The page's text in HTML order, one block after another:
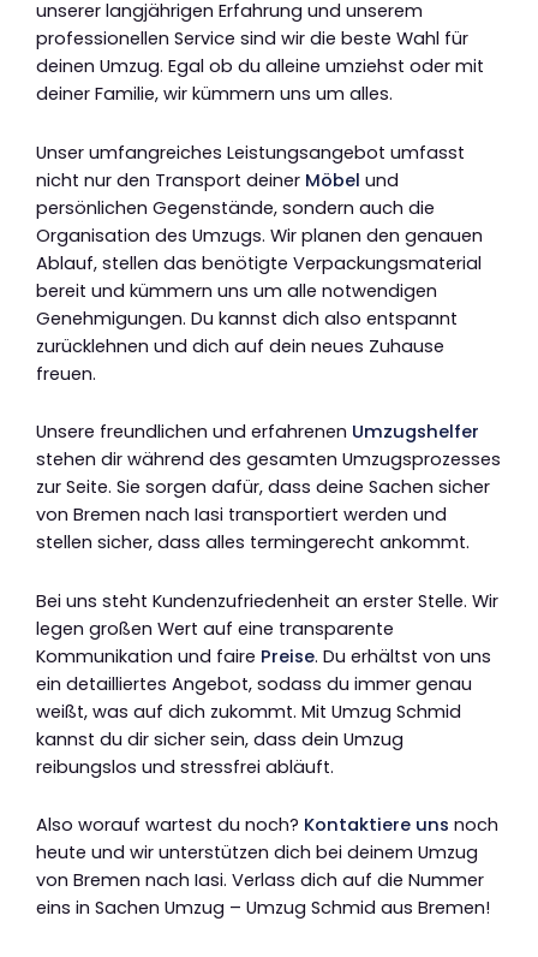
unserer langjährigen Erfahrung und unserem
professionellen Service sind wir die beste Wahl für
deinen Umzug. Egal ob du alleine umziehst oder mit
deiner Familie, wir kümmern uns um alles.
Unser umfangreiches Leistungsangebot umfasst
nicht nur den Transport deiner Möbel und
persönlichen Gegenstände, sondern auch die
Organisation des Umzugs. Wir planen den genauen
Ablauf, stellen das benötigte Verpackungsmaterial
bereit und kümmern uns um alle notwendigen
Genehmigungen. Du kannst dich also entspannt
zurücklehnen und dich auf dein neues Zuhause
freuen.
Unsere freundlichen und erfahrenen Umzugshelfer
stehen dir während des gesamten Umzugsprozesses
zur Seite. Sie sorgen dafür, dass deine Sachen sicher
von Bremen nach Iasi transportiert werden und
stellen sicher, dass alles termingerecht ankommt.
Bei uns steht Kundenzufriedenheit an erster Stelle. Wir
legen großen Wert auf eine transparente
Kommunikation und faire Preise. Du erhältst von uns
ein detailliertes Angebot, sodass du immer genau
weißt, was auf dich zukommt. Mit Umzug Schmid
kannst du dir sicher sein, dass dein Umzug
reibungslos und stressfrei abläuft.
Also worauf wartest du noch? Kontaktiere uns noch
heute und wir unterstützen dich bei deinem Umzug
von Bremen nach Iasi. Verlass dich auf die Nummer
eins in Sachen Umzug – Umzug Schmid aus Bremen!